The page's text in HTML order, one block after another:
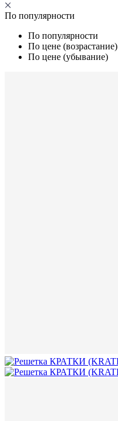
По популярности
По популярности
По цене (возрастание)
По цене (убывание)